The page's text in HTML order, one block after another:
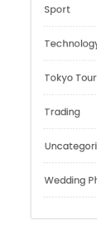
Personal
Sport
Technology
Tokyo Tours
Trading